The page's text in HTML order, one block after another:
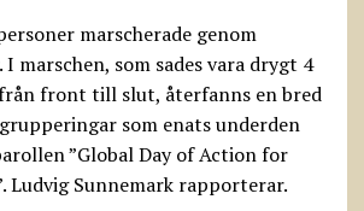
marscherade genom
I marschen, som sades vara drygt 4
front till slut, återfanns en bred
som enats underden
”Global Day of Action for
Ludvig Sunnemark rapporterar.